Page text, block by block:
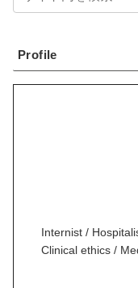
Profile
Internist /
Clinical ethics /